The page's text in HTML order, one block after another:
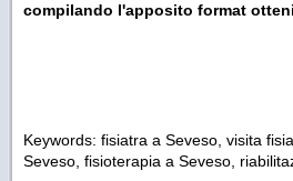
compilando l'apposito format
Keywords: fisiatra a Seveso, visita
Seveso, fisioterapia a Seveso,